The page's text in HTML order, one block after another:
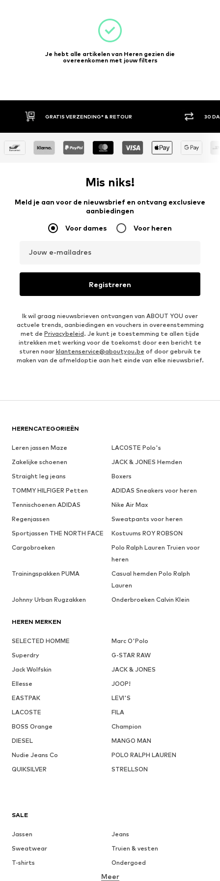
Je hebt alle artikelen van Heren gezien die
overeenkomen met jouw filters
GRATIS VERZENDING* & RETOUR 30 DAGEN
Mis niks!
Meld je aan voor de nieuwsbrief en ontvang exclusieve
aanbiedingen
Voor dames Voor heren
Jouw e-mailadres
Registreren
Ik wil graag nieuwsbrieven ontvangen van ABOUT YOU over
actuele trends, aanbiedingen en vouchers in overeenstemming
met de Privacybeleid. Je kunt je toestemming te allen tijde
intrekken met werking voor de toekomst door een bericht te
sturen naar klantenservice@aboutyou.be of door gebruik te
maken van de afmeldoptie aan het einde van elke nieuwsbrief.
HERENCATEGORIEËN
Leren jassen Maze
LACOSTE Polo's
Zakelijke schoenen
JACK & JONES Hemden
Straight leg jeans
Boxers
TOMMY HILFIGER Petten
ADIDAS Sneakers voor heren
Tennischoenen ADIDAS
Nike Air Max
Regenjassen
Sweatpants voor heren
Sportjassen THE NORTH FACE
Kostuums ROY ROBSON
Cargobroeken
Polo Ralph Lauren Truien voor
heren
Trainingspakken PUMA
Casual hemden Polo Ralph
Lauren
Johnny Urban Rugzakken
Onderbroeken Calvin Klein
HEREN MERKEN
SELECTED HOMME
Marc O'Polo
Superdry
G-STAR RAW
Jack Wolfskin
JACK & JONES
Ellesse
JOOP!
EASTPAK
LEVI'S
LACOSTE
FILA
BOSS Orange
Champion
DIESEL
MANGO MAN
Nudie Jeans Co
POLO RALPH LAUREN
QUIKSILVER
STRELLSON
SALE
Jassen
Jeans
Sweatwear
Truien & vesten
T-shirts
Ondergoed
Hemden
Meer